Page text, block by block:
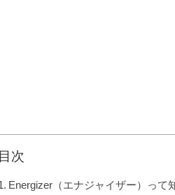
目次
Energizer（エナジャイザー）って